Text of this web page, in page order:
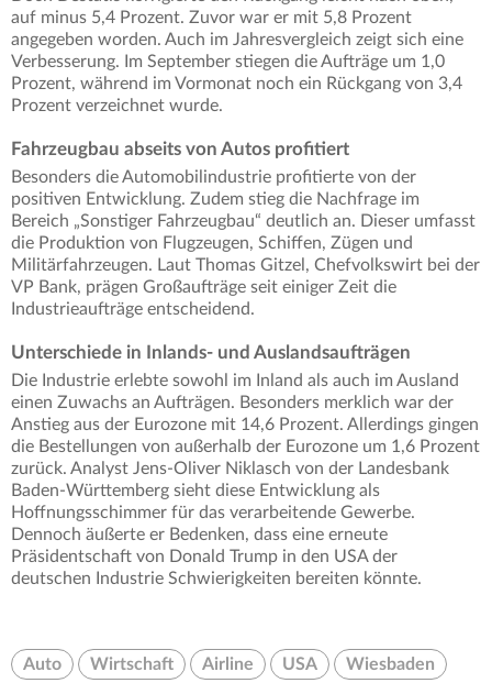
auf minus 5,4 Prozent. Zuvor war er mit 5,8 Prozent
angegeben worden. Auch im Jahresvergleich zeigt sich eine
Verbesserung. Im September stiegen die Aufträge um 1,0
Prozent, während im Vormonat noch ein Rückgang von 3,4
Prozent verzeichnet wurde.
Fahrzeugbau abseits von Autos profitiert
Besonders die Automobilindustrie profitierte von der
positiven Entwicklung. Zudem stieg die Nachfrage im
Bereich „Sonstiger Fahrzeugbau“ deutlich an. Dieser umfasst
die Produktion von Flugzeugen, Schiffen, Zügen und
Militärfahrzeugen. Laut Thomas Gitzel, Chefvolkswirt bei der
VP Bank, prägen Großaufträge seit einiger Zeit die
Industrieaufträge entscheidend.
Unterschiede in Inlands- und Auslandsaufträgen
Die Industrie erlebte sowohl im Inland als auch im Ausland
einen Zuwachs an Aufträgen. Besonders merklich war der
Anstieg aus der Eurozone mit 14,6 Prozent. Allerdings gingen
die Bestellungen von außerhalb der Eurozone um 1,6 Prozent
zurück. Analyst Jens-Oliver Niklasch von der Landesbank
Baden-Württemberg sieht diese Entwicklung als
Hoffnungsschimmer für das verarbeitende Gewerbe.
Dennoch äußerte er Bedenken, dass eine erneute
Präsidentschaft von Donald Trump in den USA der
deutschen Industrie Schwierigkeiten bereiten könnte.
Auto Wirtschaft Airline USA Wiesbaden